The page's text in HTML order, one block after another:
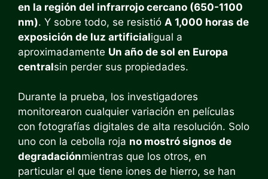
en la región del infrarrojo cercano (650-1100
nm). Y sobre todo, se resistió A 1,000 horas de
exposición de luz artificialigual a
aproximadamente Un año de sol en Europa
centralsin perder sus propiedades.
Durante la prueba, los investigadores
monitorearon cualquier variación en películas
con fotografías digitales de alta resolución. Solo
uno con la cebolla roja no mostró signos de
degradaciónmientras que los otros, en
particular el que tiene iones de hierro, se han